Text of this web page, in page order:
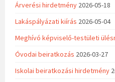
Árverési hirdetmény 2026-05-18
Lakáspályázati kiírás 2026-05-04
Meghívó képviselő-testületi
Óvodai beiratkozás 2026-03-27
Iskolai beiratkozási hirdetmény